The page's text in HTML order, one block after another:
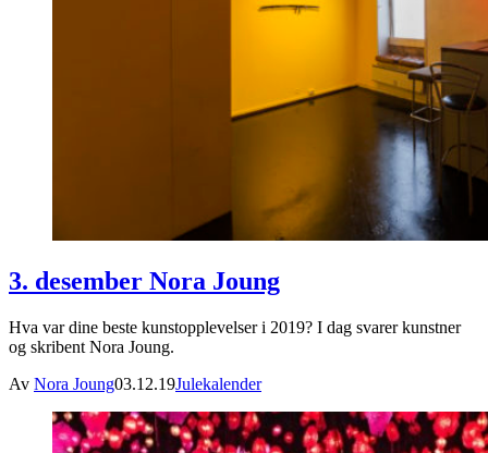
3. desember Nora Joung
Hva var dine beste kunstopplevelser i 2019? I dag svarer kunstner
og skribent Nora Joung.
Av Nora Joung03.12.19Julekalender